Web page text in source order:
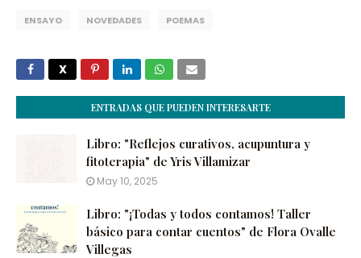
ENSAYO NOVEDADES POEMAS
ENTRADAS QUE PUEDEN INTERESARTE
Libro: "Reflejos curativos, acupuntura y
fitoterapia" de Yris Villamizar
May 10, 2025
Libro: "¡Todas y todos contamos! Taller
básico para contar cuentos" de Flora Ovalle
Villegas